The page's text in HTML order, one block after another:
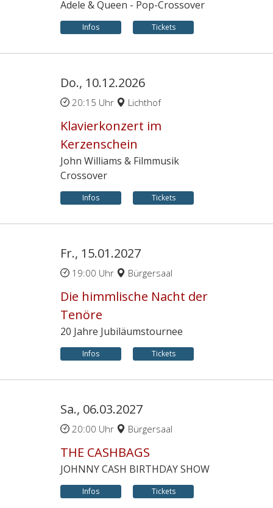
Adele & Queen - Pop-Crossover
Infos Tickets
Do., 10.12.2026
20:15 Uhr Lichthof
Klavierkonzert im
Kerzenschein
John Williams & Filmmusik
Crossover
Infos Tickets
Fr., 15.01.2027
19:00 Uhr Bürgersaal
Die himmlische Nacht der
Tenöre
20 Jahre Jubiläumstournee
Infos Tickets
Sa., 06.03.2027
20:00 Uhr Bürgersaal
THE CASHBAGS
JOHNNY CASH BIRTHDAY SHOW
Infos Tickets